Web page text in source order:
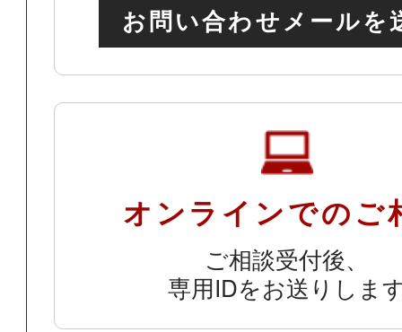
お問い合わせメールを
オンラインでのご
ご相談受付後、
専用IDをお送りしま